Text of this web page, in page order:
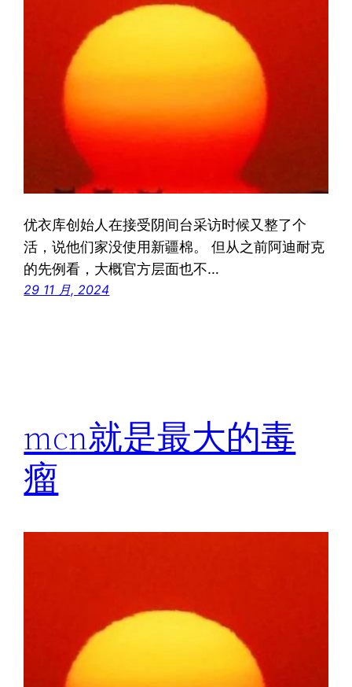
优衣库创始人在接受阴间台采访时候又整了个
活，说他们家没使用新疆棉。 但从之前阿迪耐克
的先例看，大概官方层面也不…
29 11 月, 2024
mcn就是最大的毒
瘤